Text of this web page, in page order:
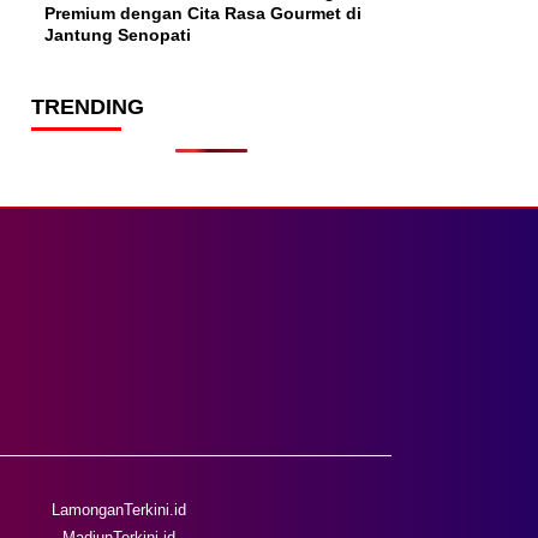
Premium dengan Cita Rasa Gourmet di
Jantung Senopati
TRENDING
LamonganTerkini.id